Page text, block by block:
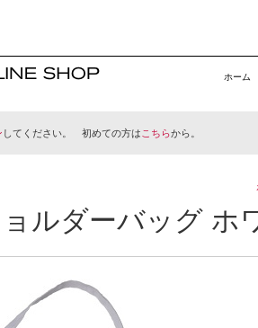
ホーム
してください。 初めての方はこちらから。
ルダーバッグ ホ